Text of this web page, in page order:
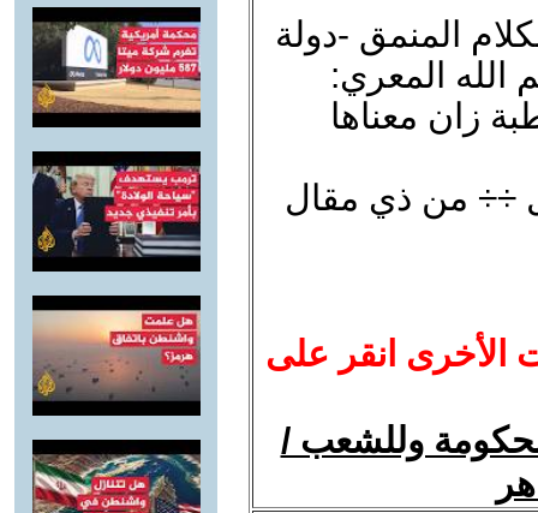
المنمق -دولة
الله المعري:
زان معناها
÷÷ من ذي مقال
الأخرى انقر على
وللشعب /